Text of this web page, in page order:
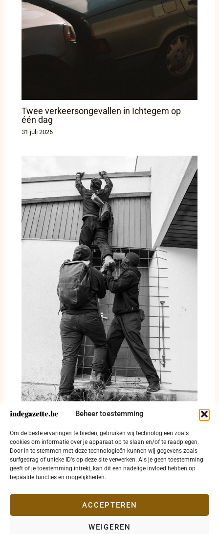
Beheer toestemming
Om de beste ervaringen te bieden, gebruiken wij technologieën zoals
cookies om informatie over je apparaat op te slaan en/of te raadplegen.
Door in te stemmen met deze technologieën kunnen wij gegevens zoals
surfgedrag of unieke ID's op deze site verwerken. Als je geen toestemming
geeft of je toestemming intrekt, kan dit een nadelige invloed hebben op
bepaalde functies en mogelijkheden.
ACCEPTEREN
WEIGEREN
Twee verkeersongevallen in Ichtegem op
één dag
31 juli 2026
Alcohol, drugs en woninginbraken in
politiezone Kouter
30 juli 2026